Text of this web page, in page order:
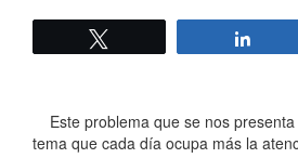
Este problema que se nos
tema que cada día ocupa más la